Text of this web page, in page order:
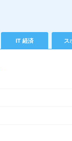
IT 経済 ス